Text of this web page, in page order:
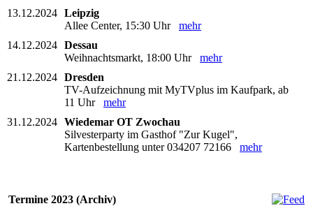
13.12.2024 Leipzig
Allee Center, 15:30 Uhr mehr
14.12.2024 Dessau
Weihnachtsmarkt, 18:00 Uhr mehr
21.12.2024 Dresden
TV-Aufzeichnung mit MyTVplus im Kaufpark, ab
11 Uhr mehr
31.12.2024 Wiedemar OT Zwochau
Silvesterparty im Gasthof "Zur Kugel",
Kartenbestellung unter 034207 72166 mehr
Termine 2023 (Archiv)